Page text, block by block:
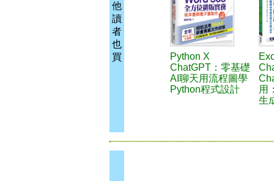
他
讀
者
也
買
Python X
ChatGPT：零基礎
AI聊天用流程圖學
Python程式設計
用
生